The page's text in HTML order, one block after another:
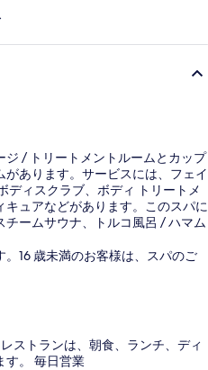
ジ / トリートメントルームとカップ
あります。サービスには、フェイ
ディスクラブ、ボディ トリートメ
キュアなどがあります。このスパに
チームサウナ、トルコ風呂 / ハマム
16 歳未満のお客様は、スパのご
ストランは、朝食、ランチ、ディ
す。 毎日営業